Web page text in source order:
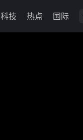
科技 热点 国际